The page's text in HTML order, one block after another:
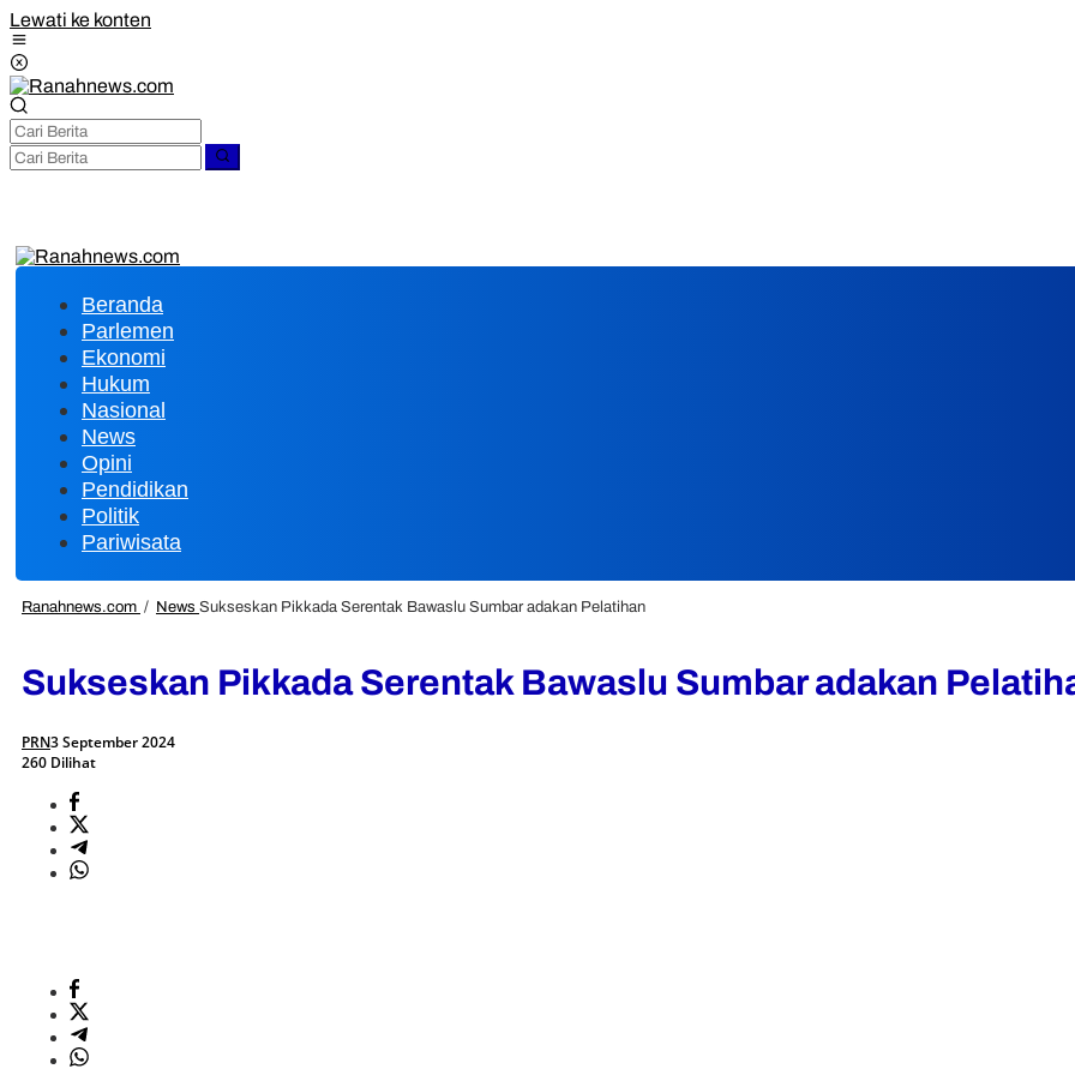
Lewati ke konten
Beranda
Parlemen
Ekonomi
Hukum
Nasional
News
Opini
Pendidikan
Politik
Pariwisata
Ranahnews.com / News Sukseskan Pikkada Serentak Bawaslu Sumbar adakan Pelatihan
Sukseskan Pikkada Serentak Bawaslu Sumbar adakan
PRN3 September 2024
260 Dilihat